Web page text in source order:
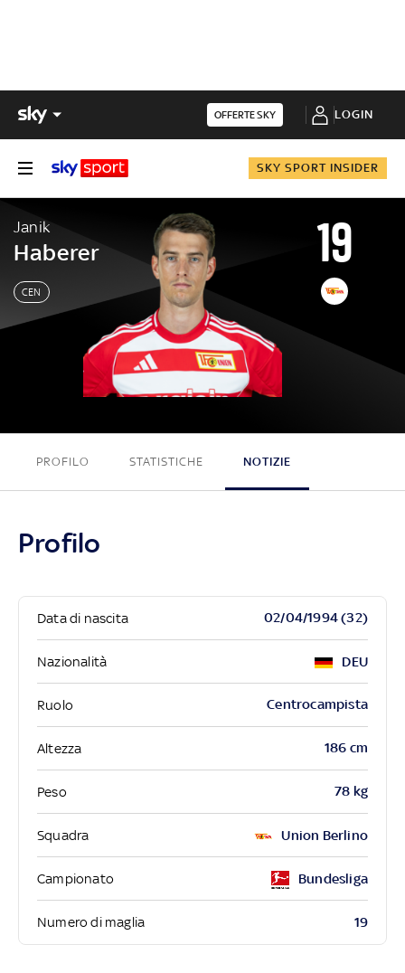
OFFERTE SKY LOGIN
SKY SPORT INSIDER
Janik
Haberer
CEN
19
Janik Haberer
PROFILO STATISTICHE NOTIZIE
Profilo
Data di nascita 02/04/1994 (32)
Nazionalità DEU
Ruolo Centrocampista
Altezza 186 cm
Peso 78 kg
Squadra Union Berlino
Campionato Bundesliga
Numero di maglia 19